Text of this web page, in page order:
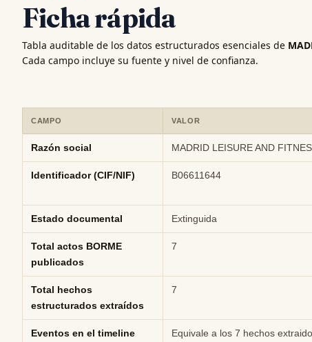
Ficha rápida
Tabla auditable de los datos estructurados esenciales de
Cada campo incluye su fuente y nivel de confianza.
CAMPO VALOR
Razón social MADRID LEISURE AND
Identificador (CIF/NIF) B06611644
Estado documental Extinguida
Total actos BORME
publicados
7
Total hechos
estructurados extraídos
7
Eventos en el timeline
Equivale a los 7 hechos